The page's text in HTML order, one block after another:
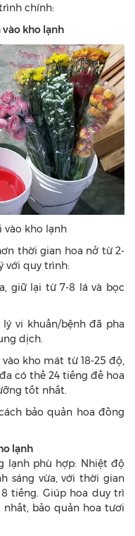
chính:
kho lạnh
vào kho lạnh
thời gian hoa nở từ 2-
với quy trình:
giữ lại từ 7-8 lá và bọc
vi khuẩn/bệnh đã pha
dịch.
kho mát từ 18-25 độ,
có thể 24 tiếng để hoa
tốt nhất.
bảo quản hoa đồng
lạnh
lạnh phù hợp: Nhiệt độ
sáng vừa, với thời gian
tiếng. Giúp hoa duy trì
bảo quản hoa tươi